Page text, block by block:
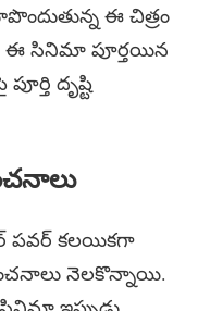
ఈ చిత్రం
ఈ సినిమా పూర్తయిన
దృష్టి
పవర్ కలయికగా
నెలకొన్నాయి.